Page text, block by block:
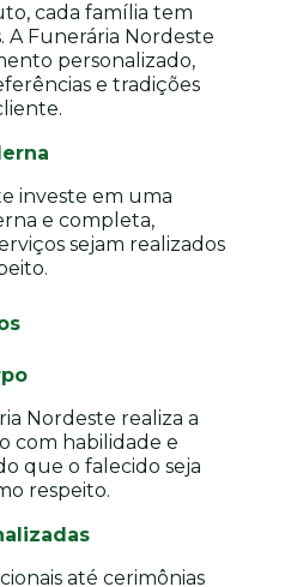
cada família tem
A Funerária Nordeste
personalizado,
e tradições
investe em uma
e completa,
sejam realizados
Nordeste realiza a
com habilidade e
que o falecido seja
respeito.
até cerimônias